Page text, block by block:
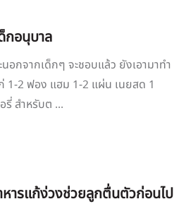
กอนุบาล
อกจากเด็กๆ จะชอบแล้ว ยังเอามาทำ
1-2 ฟอง แฮม 1-2 แผ่น เนยสด 1
รี่ สำหรับต ...
หารแก้ง่วงช่วยลูกตื่นตัวก่อนไป